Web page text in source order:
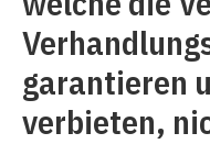
garantieren
verbieten,